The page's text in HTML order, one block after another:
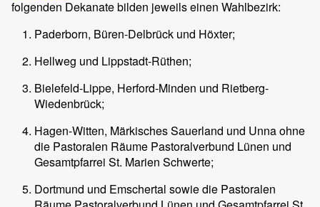
folgenden Dekanate bilden jeweils einen Wahlbezirk:
Paderborn, Büren-Delbrück und Höxter;
Hellweg und Lippstadt-Rüthen;
Bielefeld-Lippe, Herford-Minden und Rietberg-
Wiedenbrück;
Hagen-Witten, Märkisches Sauerland und Unna ohne
die Pastoralen Räume Pastoralverbund Lünen und
Gesamtpfarrei St. Marien Schwerte;
Dortmund und Emschertal sowie die Pastoralen